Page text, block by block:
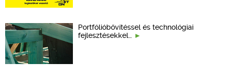
Portfólióbővítéssel és technológiai
fejlesztésekkel…